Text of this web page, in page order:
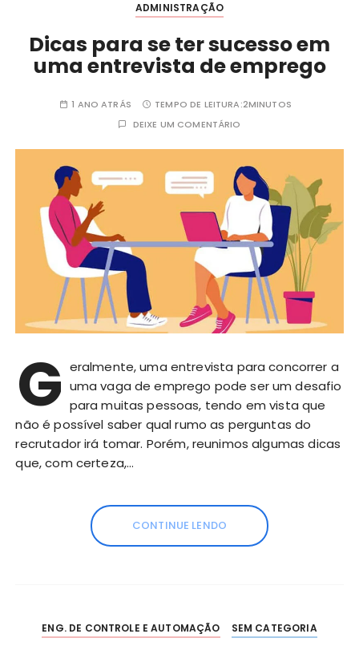
ADMINISTRAÇÃO
Dicas para se ter sucesso em
uma entrevista de emprego
1 ANO ATRÁS TEMPO DE LEITURA:2MINUTOS
DEIXE UM COMENTÁRIO
G eralmente, uma entrevista para concorrer a
uma vaga de emprego pode ser um desafio
para muitas pessoas, tendo em vista que
não é possível saber qual rumo as perguntas do
recrutador irá tomar. Porém, reunimos algumas dicas
que, com certeza,…
CONTINUE LENDO
ENG. DE CONTROLE E AUTOMAÇÃO SEM CATEGORIA